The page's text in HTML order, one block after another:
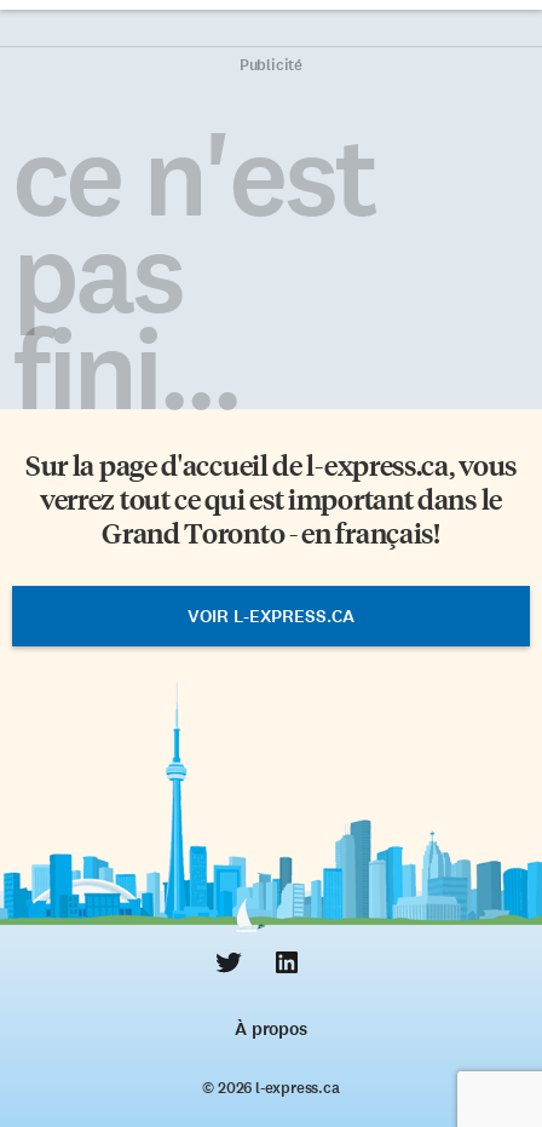
canadien. Cette future
transactionnelle et un espace
membre optimisé pour le
référencement sur les moteurs
de recherche. L’objectif de la
revenus autonomes substantiels
afin de réduire de manière
significative la dépendance de
l’institution aux subventions
publiques, qui ont diminué ces
dernières années. Le président
Lawrence St-Onge et le […]
Toronto prouve qu’il n’a rien
perdu de sa vivacité. À l’aube de
nom. Fondé en 2006, ce centre
névralgique pensé «par et pour
les artistes» s’est imposé comme
l’incubateur incontournable de
Publicité
ce n'est
pas
fini...
Sur la page d'accueil del-express.ca, vous
verrez tout ce qui est important dans le
Grand Toronto - en français!
VOIR L-EXPRESS.CA
À propos
© 2026 l‑express.ca